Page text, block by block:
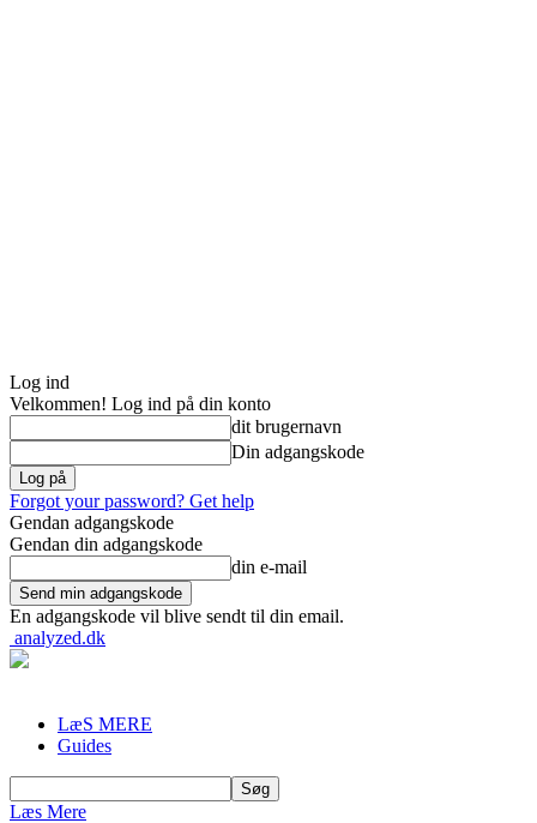
Log ind
Velkommen! Log ind på din konto
dit brugernavn
Din adgangskode
Forgot your password? Get help
Gendan adgangskode
Gendan din adgangskode
din e-mail
En adgangskode vil blive sendt til din email.
analyzed.dk
LæS MERE
Guides
Læs Mere